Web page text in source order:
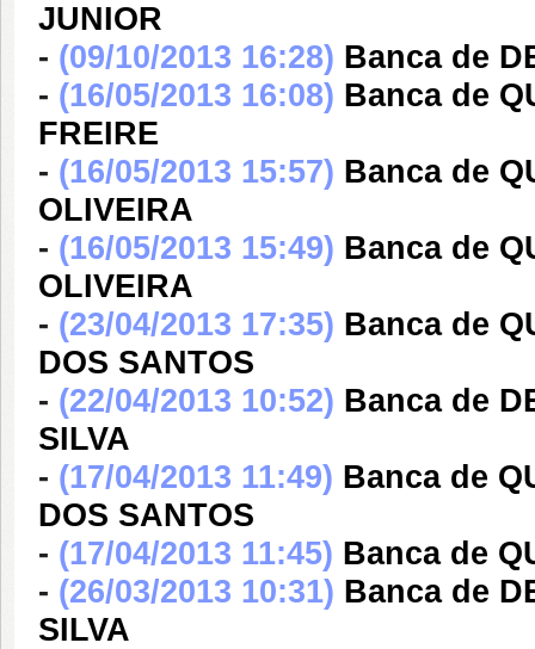
JUNIOR
- (09/10/2013 16:28) Banca de
- (16/05/2013 16:08) Banca de
FREIRE
- (16/05/2013 15:57) Banca de
OLIVEIRA
- (16/05/2013 15:49) Banca de
OLIVEIRA
- (23/04/2013 17:35) Banca de
DOS SANTOS
- (22/04/2013 10:52) Banca de
SILVA
- (17/04/2013 11:49) Banca de
DOS SANTOS
- (17/04/2013 11:45) Banca de
- (26/03/2013 10:31) Banca de
SILVA